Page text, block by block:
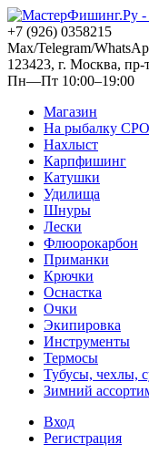
+7 (926) 0358215
Max/Telegram/
123423, г. Москва,
Пн—Пт 10:00–19:00
Магазин
На рыбалку
Нахлыст
Карпфишинг
Катушки
Удилища
Шнуры
Лески
Флюорокарбон
Приманки
Крючки
Оснастка
Очки
Экипировка
Инструменты
Термосы
Тубусы, чехлы,
Зимний
Вход
Регистрация